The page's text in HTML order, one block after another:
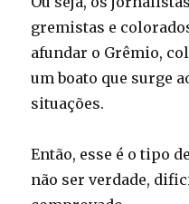
gremistas e
afundar o Grêmio,
um boato que surge
situações.
Então, esse é o tipo
não ser verdade,